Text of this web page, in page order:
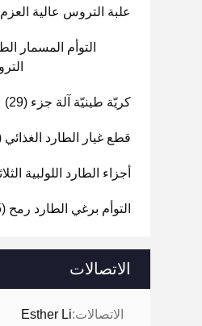
علبة التروس عالية العزم
التوأم المسمار
كريّة طينيّة آلة جزء (29)
قطع غيار الطارد الغذائي
أجزاء الطارد اللولبية
التوأم برغي الطارد رمح (15)
الاتصالات
الاتصالات:Esther Li